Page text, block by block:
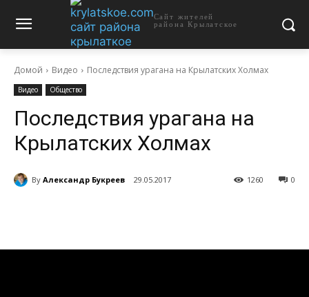
Сайт жителей
района Крылатское
Домой Видео Последствия урагана на Крылатских Холмах
Видео Общество
Последствия урагана на
Крылатских Холмах
By Александр Букреев 29.05.2017 0
1260